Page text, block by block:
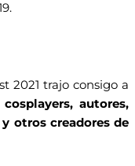
2021 trajo consigo a
autores,
otros creadores de